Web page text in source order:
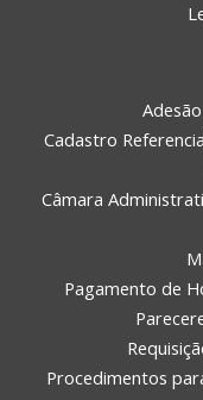
Cadastro
Câmara
Pagamento de
Procedimentos